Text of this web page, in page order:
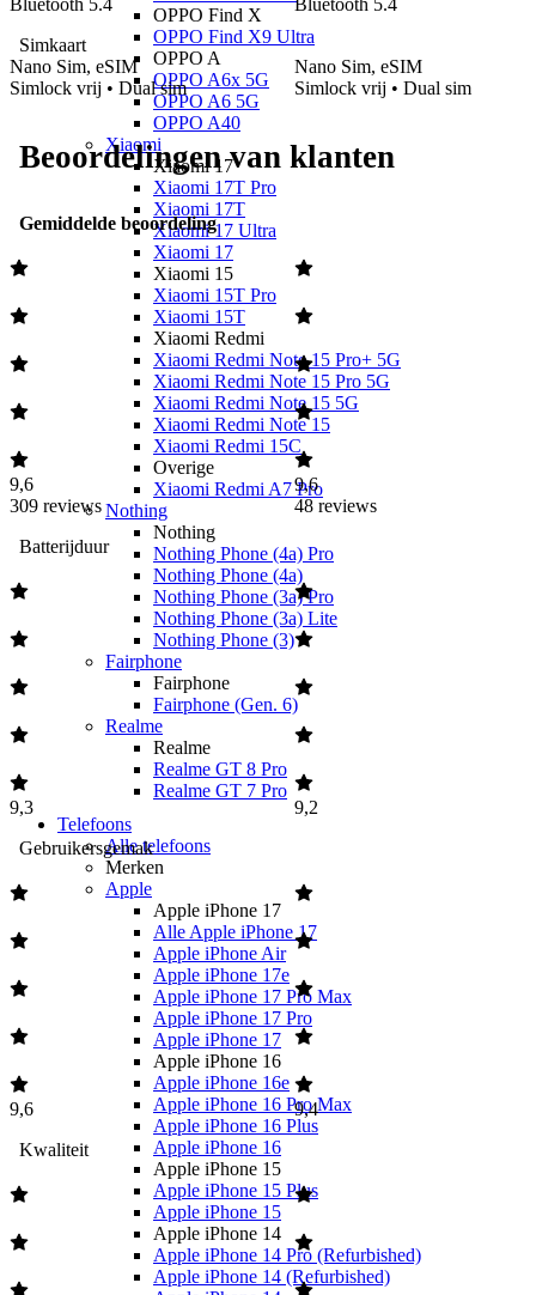
OPPO Find X
OPPO Find X9 Ultra
OPPO A
OPPO A6x 5G
OPPO A6 5G
OPPO A40
Xiaomi
Xiaomi 17
Xiaomi 17T Pro
Xiaomi 17T
Xiaomi 17 Ultra
Xiaomi 17
Xiaomi 15
Xiaomi 15T Pro
Xiaomi 15T
Xiaomi Redmi
Xiaomi Redmi Note 15 Pro+ 5G
Xiaomi Redmi Note 15 Pro 5G
Xiaomi Redmi Note 15 5G
Xiaomi Redmi Note 15
Xiaomi Redmi 15C
Overige
Xiaomi Redmi A7 Pro
Nothing
Nothing
Nothing Phone (4a) Pro
Nothing Phone (4a)
Nothing Phone (3a) Pro
Nothing Phone (3a) Lite
Nothing Phone (3)
Fairphone
Fairphone
Fairphone (Gen. 6)
Realme
Realme
Realme GT 8 Pro
Realme GT 7 Pro
Telefoons
Alle telefoons
Merken
Apple
Apple iPhone 17
Alle Apple iPhone 17
Apple iPhone Air
Apple iPhone 17e
Apple iPhone 17 Pro Max
Apple iPhone 17 Pro
Apple iPhone 17
Apple iPhone 16
Apple iPhone 16e
Apple iPhone 16 Pro Max
Apple iPhone 16 Plus
Apple iPhone 16
Apple iPhone 15
Apple iPhone 15 Plus
Apple iPhone 15
Apple iPhone 14
Apple iPhone 14 Pro (Refurbished)
Apple iPhone 14 (Refurbished)
Bluetooth 5.4
Bluetooth 5.4
Simkaart
Nano Sim, eSIM
Simlock vrij • Dual sim
Nano Sim, eSIM
Simlock vrij • Dual sim
Beoordelingen van klanten
Gemiddelde beoordeling
9,6
309 reviews
9,6
48 reviews
Batterijduur
9,3
9,2
Gebruikersgemak
9,6
9,4
Kwaliteit